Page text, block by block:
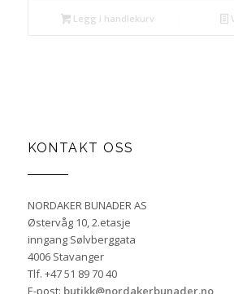
Legg i handlekurv
KONTAKT OSS
NORDAKER BUNADER AS
Østervåg 10, 2.etasje
inngang Sølvberggata
4006 Stavanger
Tlf. +47 51 89 70 40
E-post: butikk@nordakerbunader.no